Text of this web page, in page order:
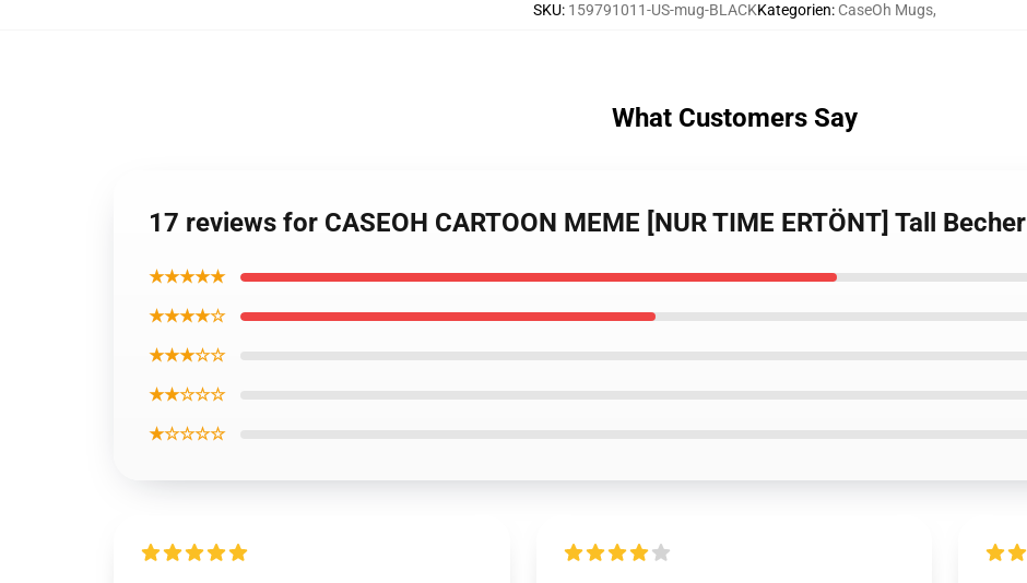
SKU: 159791011-US-mug-BLACKKategorien: CaseOh Mugs,
What Customers Say
17 reviews for CASEOH CARTOON MEME [NUR TIME ERTÖNT] Tall Becher
★★★★★
★★★★☆
★★★☆☆
★★☆☆☆
★☆☆☆☆